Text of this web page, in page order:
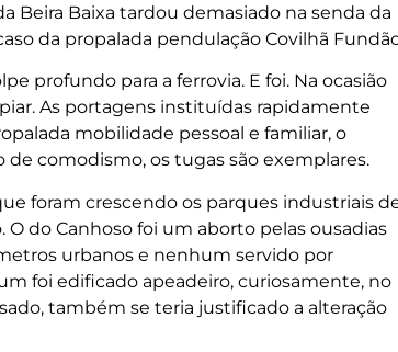
Beira Baixa tardou demasiado na senda da
da propalada pendulação Covilhã
profundo para a ferrovia. E foi. Na ocasião
As portagens instituídas rapidamente
mobilidade pessoal e familiar, o
comodismo, os tugas são exemplares.
foram crescendo os parques industriais
O do Canhoso foi um aborto pelas ousadias
urbanos e nenhum servido por
foi edificado apeadeiro, curiosamente, no
também se teria justificado a alteração